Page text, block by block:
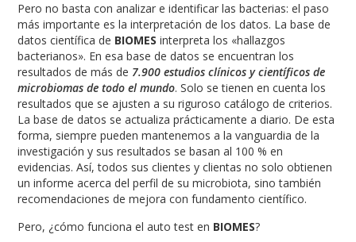
Pero no basta con analizar e identificar las bacterias: el paso
más importante es la interpretación de los datos. La base de
datos científica de BIOMES interpreta los «hallazgos
bacterianos». En esa base de datos se encuentran los
resultados de más de 7.900 estudios clínicos y científicos de
microbiomas de todo el mundo. Solo se tienen en cuenta los
resultados que se ajusten a su riguroso catálogo de criterios.
La base de datos se actualiza prácticamente a diario. De esta
forma, siempre pueden mantenemos a la vanguardia de la
investigación y sus resultados se basan al 100 % en
evidencias. Así, todos sus clientes y clientas no solo obtienen
un informe acerca del perfil de su microbiota, sino también
recomendaciones de mejora con fundamento científico.
Pero, ¿cómo funciona el auto test en BIOMES?